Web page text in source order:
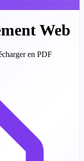
Web
en PDF